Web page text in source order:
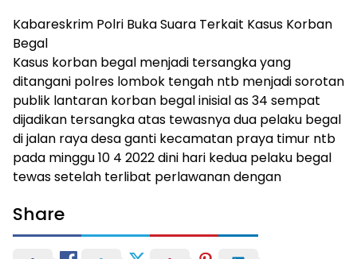
Kabareskrim Polri Buka Suara Terkait Kasus Korban
Begal
Kasus korban begal menjadi tersangka yang
ditangani polres lombok tengah ntb menjadi sorotan
publik lantaran korban begal inisial as 34 sempat
dijadikan tersangka atas tewasnya dua pelaku begal
di jalan raya desa ganti kecamatan praya timur ntb
pada minggu 10 4 2022 dini hari kedua pelaku begal
tewas setelah terlibat perlawanan dengan
Share